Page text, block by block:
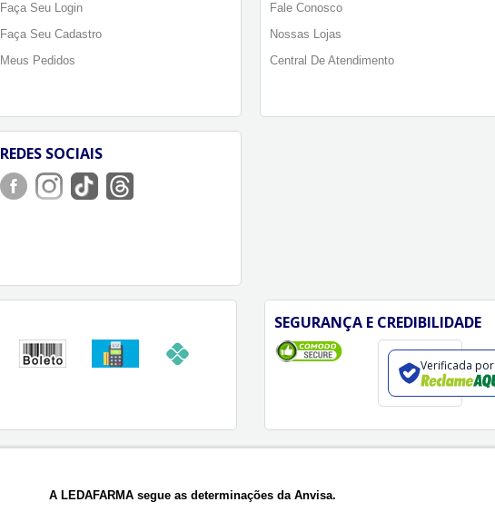
Faça Seu Login
Faça Seu Cadastro
Meus Pedidos
Fale Conosco
Nossas Lojas
Central De Atendimento
REDES SOCIAIS
SEGURANÇA E CREDIBILIDADE
Verificada por
A LEDAFARMA segue as determinações da Anvisa.